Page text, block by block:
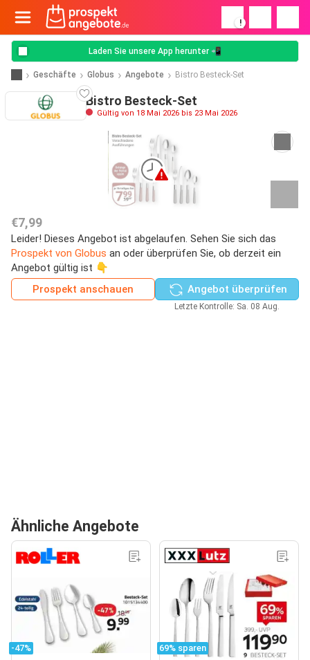
!
Laden Sie unsere App herunter 📲
Geschäfte Globus Angebote Bistro Besteck-Set
Bistro Besteck-Set
Gültig von 18 Mai 2026 bis 23 Mai 2026
€7,99
Leider! Dieses Angebot ist abgelaufen. Sehen Sie sich das
Prospekt von Globus an oder überprüfen Sie, ob derzeit ein
Angebot gültig ist 👇
Prospekt anschauen
Angebot überprüfen
Letzte Kontrolle: Sa. 08 Aug.
Ähnliche Angebote
-47% 69% sparen